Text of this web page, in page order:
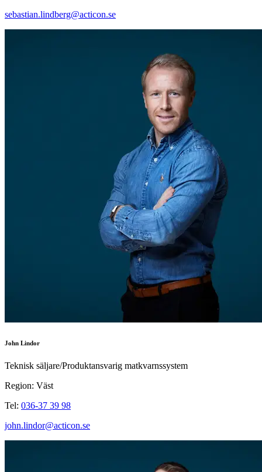
sebastian.lindberg@acticon.se
John Lindor
Teknisk säljare/Produktansvarig matkvarnssystem
Region: Väst
Tel: 036-37 39 98
john.lindor@acticon.se